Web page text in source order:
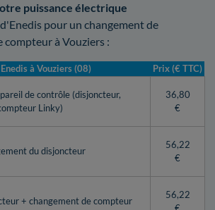
puissance électrique
pour un changement de
compteur à Vouziers :
à Vouziers (08) Prix (€ TTC)
de contrôle (disjoncteur,
Linky)
36,80
€
du disjoncteur
56,22
€
+ changement de compteur
56,22